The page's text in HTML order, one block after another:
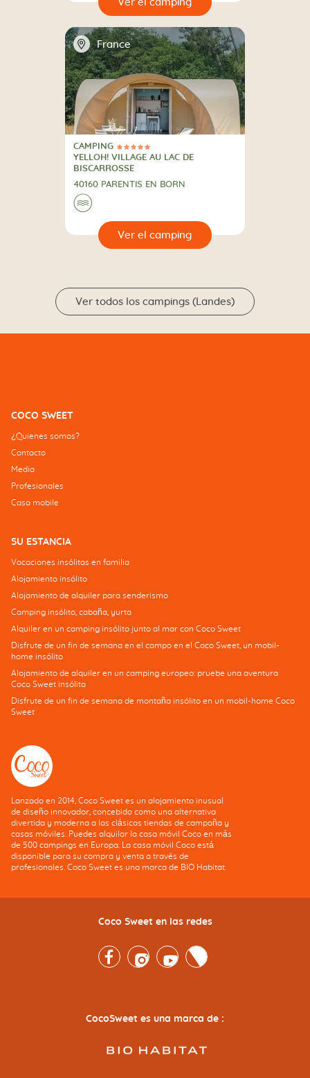
📍 France
5 Estrellas
CAMPING
CAMPING
YELLOH! VILLAGE AU LAC DE
BISCARROSSE
40160 PARENTIS EN BORN
🌊
Ver todos los campings (Landes)
COCO SWEET
¿Quienes somos?
Contacto
Media
Profesionales
Casa mobile
SU ESTANCIA
Vacaciones insólitas en familia
Alojamiento insólito
Alojamiento de alquiler para senderismo
Camping insólito, cabaña, yurta
Alquiler en un camping insólito junto al mar con Coco Sweet
Disfrute de un fin de semana en el campo en el Coco Sweet, un mobil-
home insólito
Alojamiento de alquiler en un camping europeo: pruebe una aventura
Coco Sweet insólita
Disfrute de un fin de semana de montaña insólito en un mobil-home Coco
Sweet
Lanzado en 2014, Coco Sweet es un alojamiento inusual
de diseño innovador, concebido como una alternativa
divertida y moderna a las clásicas tiendas de campaña y
casas móviles. Puedes alquilar la casa móvil Coco en más
de 500 campings en Europa. La casa móvil Coco está
disponible para su compra y venta a través de
profesionales. Coco Sweet es una marca de BIO Habitat.
Coco Sweet en las redes
FacebookInstagramYoutubeTwitter
CocoSweet es una marca de :